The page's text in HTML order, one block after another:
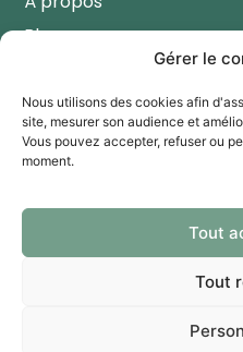
Gérer le
Nous utilisons des cookies afin
site, mesurer son audience et
Vous pouvez accepter, refuser ou
moment.
Tout
Tout
Blog
Points de vente
Contactez-nous
Coordonnées
☎️+33 (0)4-67-50-96-97
2 Rue Saint Exupery
34430 St-Jean-de-
© Copyright – 2026 |